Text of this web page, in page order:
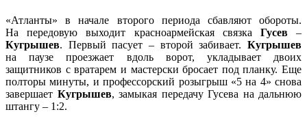
«Атланты» в начале второго периода сбавляют обороты.
На передовую выходит красноармейская связка Гусев–
Кугрышев. Первый пасует – второй забивает. Кугрышев
на паузе проезжает вдоль ворот, укладывает двоих
защитников с вратарем и мастерски бросает под планку. Еще
полторы минуты, и профессорский розыгрыш «5 на 4» снова
завершает Кугрышев, замыкая передачу Гусева на дальнюю
штангу – 1:2.